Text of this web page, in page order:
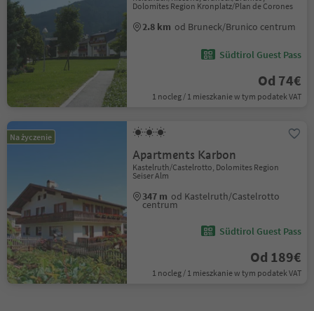
Dolomites Region Kronplatz/Plan de Corones
2.8 km od Bruneck/Brunico centrum
Südtirol Guest Pass
Od 74€
1 nocleg / 1 mieszkanie w tym podatek VAT
Na życzenie
Apartments Karbon
Kastelruth/Castelrotto, Dolomites Region
Seiser Alm
347 m od Kastelruth/Castelrotto
centrum
Südtirol Guest Pass
Od 189€
1 nocleg / 1 mieszkanie w tym podatek VAT